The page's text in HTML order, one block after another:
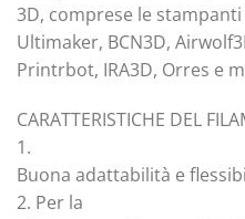
3D, comprese le stampanti
Ultimaker, BCN3D,
Printrbot, IRA3D, Orres e
CARATTERISTICHE DEL
1.
Buona adattabilità e
2. Per la